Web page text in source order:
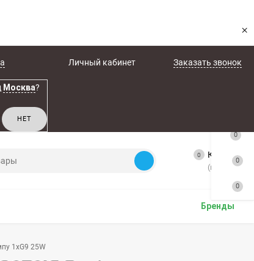
×
Москва?
Личный кабинет Заказать звонок
0 Корзина
(пусто)
Бренды
1xG9 25W
0
0
0